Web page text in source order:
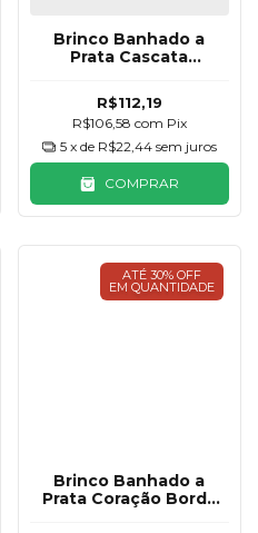
Brinco Banhado a
Prata Cascata
R$112,19
R$106,58 com Pix
5 x de R$22,44 sem juros
COMPRAR
ATÉ 30% OFF
EM QUANTIDADE
Brinco Banhado a
Prata Coração Borda